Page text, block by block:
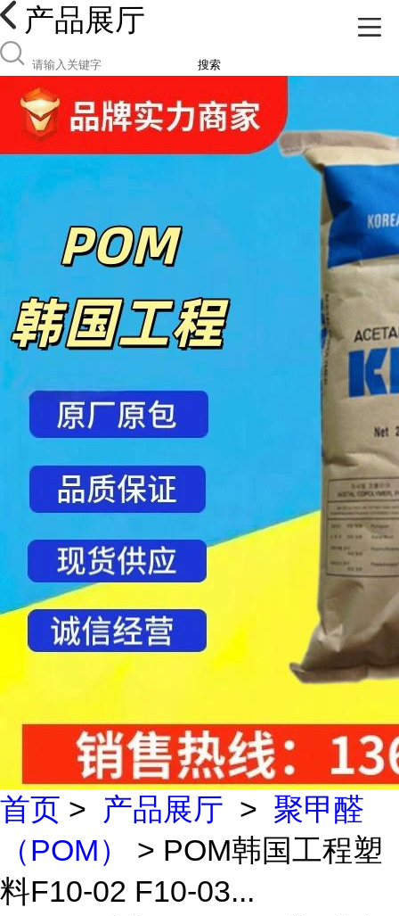
产品展厅
搜索
首页 > 产品展厅 > 聚甲醛
（POM）
> POM韩国工程塑
料F10-02 F10-03...